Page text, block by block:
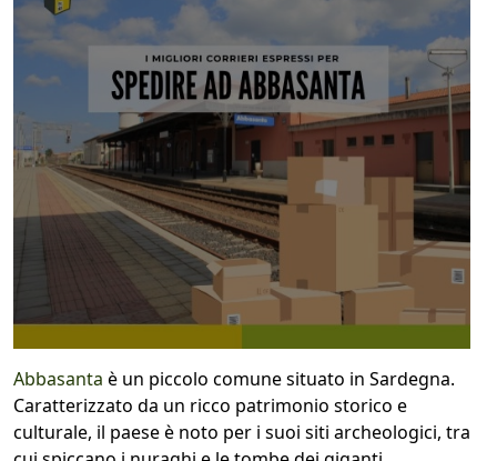
Abbasanta è un piccolo comune situato in Sardegna.
Caratterizzato da un ricco patrimonio storico e
culturale, il paese è noto per i suoi siti archeologici, tra